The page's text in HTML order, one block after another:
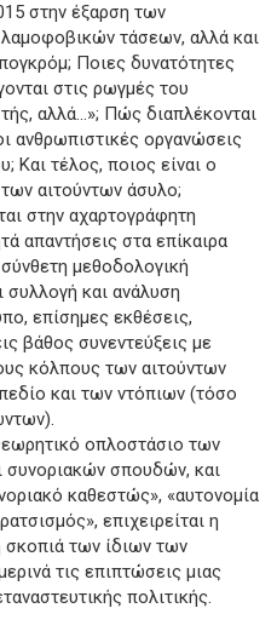
στην έξαρση των
τάσεων, αλλά και
Ποιες δυνατότητες
στις ρωγμές του
αλλά...»; Πώς διαπλέκονται
ανθρωπιστικές οργανώσεις
Και τέλος, ποιος είναι ο
αιτούντων άσυλο;
στην αχαρτογράφητη
απαντήσεις στα επίκαιρα
μεθοδολογική
συλλογή και ανάλυση
επίσημες εκθέσεις,
βάθος συνεντεύξεις με
κόλπους των αιτούντων
και των ντόπιων (τόσο
οπλοστάσιο των
συνοριακών σπουδών, και
καθεστώς», «αυτονομία
επιχειρείται η
των ίδιων των
τις επιπτώσεις μιας
πολιτικής.